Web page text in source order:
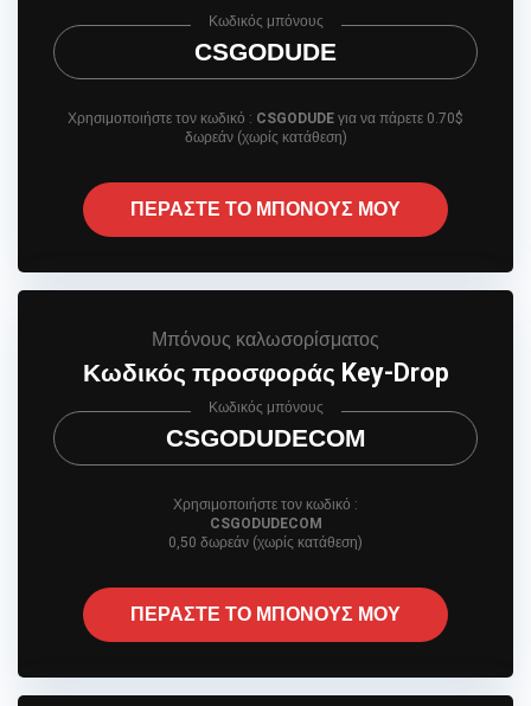
CSGODUDE
Κωδικός μπόνους
Χρησιμοποιήστε τον κωδικό : CSGODUDE για να πάρετε 0.70$
δωρεάν (χωρίς κατάθεση)
ΠΕΡΑΣΤΕ ΤΟ ΜΠΟΝΟΥΣ ΜΟΥ
Μπόνους καλωσορίσματος
Κωδικός προσφοράς Key-Drop
CSGODUDECOM
Κωδικός μπόνους
Χρησιμοποιήστε τον κωδικό :
CSGODUDECOM
0,50 δωρεάν (χωρίς κατάθεση)
ΠΕΡΑΣΤΕ ΤΟ ΜΠΟΝΟΥΣ ΜΟΥ